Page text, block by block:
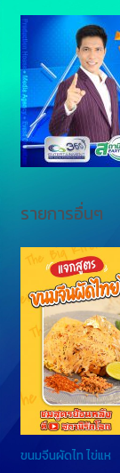
รายการอื่นๆ
ขนมจีนผัดไท ไข่แห